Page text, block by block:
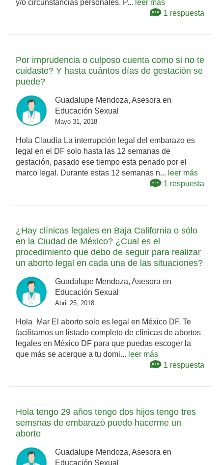
y/o circunstancias personales. P... leer más
1 respuesta
Por imprudencia o culposo cuenta como si no te
cuidaste? Y hasta cuántos días de gestación se
puede?
Guadalupe Mendoza, Asesora en
Educación Sexual
Mayo 31, 2018
Hola Claudia La interrupción legal del embarazo es
legal en el DF solo hasta las 12 semanas de
gestación, pasado ese tiempo esta penado por el
marco legal. Durante estas 12 semanas n... leer más
1 respuesta
¿Hay clínicas legales en Baja California o sólo
en la Ciudad de México? ¿Cual es el
procedimiento que debo de seguir para realizar
un aborto legal en cada una de las situaciones?
Guadalupe Mendoza, Asesora en
Educación Sexual
Abril 25, 2018
Hola Mar El aborto solo es legal en México DF. Te
facilitamos un listado completo de clínicas de abortos
legales en México DF para que puedas escoger la
que más se acerque a tu domi... leer más
1 respuesta
Hola tengo 29 años tengo dos hijos tengo tres
semsnas de embarazó puedo hacerme un
aborto
Guadalupe Mendoza, Asesora en
Educación Sexual